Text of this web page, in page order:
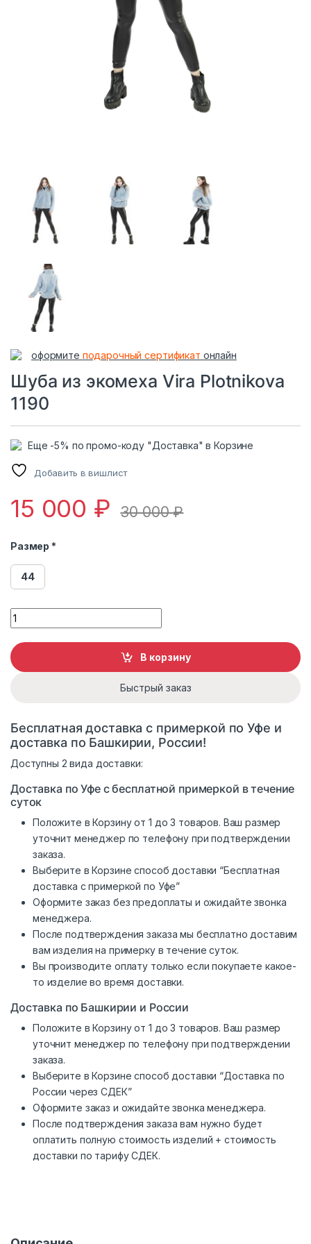
оформите подарочный сертификат онлайн
Шуба из экомеха Vira Plotnikova
1190
Еще -5% по промо-коду "Доставка" в Корзине
Добавить в вишлист
15 000 ₽ 30 000₽
Размер *
44
Шуба из экомеха Vira Plotnikova 1190 quantity
В корзину
Быстрый заказ
Бесплатная доставка с примеркой по Уфе и
доставка по Башкирии, России!
Доступны 2 вида доставки:
Доставка по Уфе с бесплатной примеркой в течение
суток
Положите в Корзину от 1 до 3 товаров. Ваш размер
уточнит менеджер по телефону при подтверждении
заказа.
Выберите в Корзине способ доставки “Бесплатная
доставка с примеркой по Уфе”
Оформите заказ без предоплаты и ожидайте звонка
менеджера.
После подтверждения заказа мы бесплатно доставим
вам изделия на примерку в течение суток.
Вы производите оплату только если покупаете какое-
то изделие во время доставки.
Доставка по Башкирии и России
Положите в Корзину от 1 до 3 товаров. Ваш размер
уточнит менеджер по телефону при подтверждении
заказа.
Выберите в Корзине способ доставки “Доставка по
России через СДЕК”
Оформите заказ и ожидайте звонка менеджера.
После подтверждения заказа вам нужно будет
оплатить полную стоимость изделий + стоимость
доставки по тарифу СДЕК.